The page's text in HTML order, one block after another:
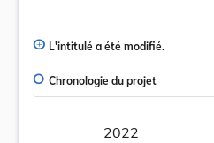
L'intitulé a été modifié.
Chronologie du projet
2022